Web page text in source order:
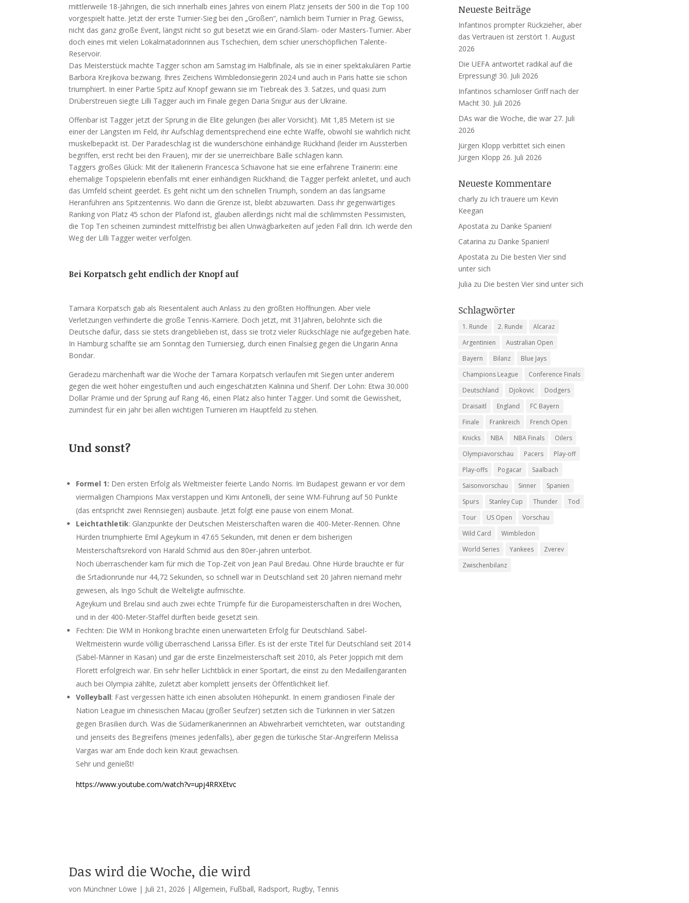
mittlerweile 18-Jährigen, die sich innerhalb eines Jahres von einem Platz jenseits der 500 in die Top 100
vorgespielt hatte. Jetzt der erste Turnier-Sieg bei den „Großen“, nämlich beim Turnier in Prag. Gewiss,
nicht das ganz große Event, längst nicht so gut besetzt wie ein Grand-Slam- oder Masters-Turnier. Aber
doch eines mit vielen Lokalmatadorinnen aus Tschechien, dem schier unerschöpflichen Talente-
Reservoir.
Das Meisterstück machte Tagger schon am Samstag im Halbfinale, als sie in einer spektakulären Partie
Barbora Krejikova bezwang. Ihres Zeichens Wimbledonsiegerin 2024 und auch in Paris hatte sie schon
triumphiert. In einer Partie Spitz auf Knopf gewann sie im Tiebreak des 3. Satzes, und quasi zum
Drüberstreuen siegte Lilli Tagger auch im Finale gegen Daria Snigur aus der Ukraine.
Offenbar ist Tagger jetzt der Sprung in die Elite gelungen (bei aller Vorsicht). Mit 1,85 Metern ist sie
einer der Längsten im Feld, ihr Aufschlag dementsprechend eine echte Waffe, obwohl sie wahrlich nicht
muskelbepackt ist. Der Paradeschlag ist die wunderschöne einhändige Rückhand (leider im Aussterben
begriffen, erst recht bei den Frauen), mir der sie unerreichbare Bälle schlagen kann.
Taggers großes Glück: Mit der Italienerin Francesca Schiavone hat sie eine erfahrene Trainerin: eine
ehemalige Topspielerin ebenfalls mit einer einhändigen Rückhand; die Tagger perfekt anleitet, und auch
das Umfeld scheint geerdet. Es geht nicht um den schnellen Triumph, sondern an das langsame
Heranführen ans Spitzentennis. Wo dann die Grenze ist, bleibt abzuwarten. Dass ihr gegenwärtiges
Ranking von Platz 45 schon der Plafond ist, glauben allerdings nicht mal die schlimmsten Pessimisten,
die Top Ten scheinen zumindest mittelfristig bei allen Unwägbarkeiten auf jeden Fall drin. Ich werde den
Weg der Lilli Tagger weiter verfolgen.
Bei Korpatsch geht endlich der Knopf auf
Tamara Korpatsch gab als Riesentalent auch Anlass zu den größten Hoffnungen. Aber viele
Verletzungen verhinderte die große Tennis-Karriere. Doch jetzt, mit 31Jahren, belohnte sich die
Deutsche dafür, dass sie stets drangeblieben ist, dass sie trotz vieler Rückschläge nie aufgegeben hate.
In Hamburg schaffte sie am Sonntag den Turniersieg, durch einen Finalsieg gegen die Ungarin Anna
Bondar.
Geradezu märchenhaft war die Woche der Tamara Korpatsch verlaufen mit Siegen unter anderem
gegen die weit höher eingestuften und auch eingeschätzten Kalinina und Sherif. Der Lohn: Etwa 30.000
Dollar Prämie und der Sprung auf Rang 46, einen Platz also hinter Tagger. Und somit die Gewissheit,
zumindest für ein jahr bei allen wichtigen Turnieren im Hauptfeld zu stehen.
Und sonst?
Formel 1: Den ersten Erfolg als Weltmeister feierte Lando Norris. Im Budapest gewann er vor dem
viermaligen Champions Max verstappen und Kimi Antonelli, der seine WM-Führung auf 50 Punkte
(das entspricht zwei Rennsiegen) ausbaute. Jetzt folgt eine pause von einem Monat.
Leichtathletik: Glanzpunkte der Deutschen Meisterschaften waren die 400-Meter-Rennen. Ohne
Hürden triumphierte Emil Ageykum in 47.65 Sekunden, mit denen er dem bisherigen
Meisterschaftsrekord von Harald Schmid aus den 80er-jahren unterbot.
Noch überraschender kam für mich die Top-Zeit von Jean Paul Bredau. Ohne Hürde brauchte er für
die Srtadionrunde nur 44,72 Sekunden, so schnell war in Deutschland seit 20 Jahren niemand mehr
gewesen, als Ingo Schult die Welteligte aufmischte.
Ageykum und Brelau sind auch zwei echte Trümpfe für die Europameisterschaften in drei Wochen,
und in der 400-Meter-Staffel dürften beide gesetzt sein.
Fechten: Die WM in Honkong brachte einen unerwarteten Erfolg für Deutschland. Säbel-
Weltmeisterin wurde völlig überraschend Larissa Eifler. Es ist der erste Titel für Deutschland seit 2014
(Säbel-Männer in Kasan) und gar die erste Einzelmeisterschaft seit 2010, als Peter Joppich mit dem
Florett erfolgreich war. Ein sehr heller Lichtblick in einer Sportart, die einst zu den Medaillengaranten
auch bei Olympia zählte, zuletzt aber komplett jenseits der Öffentlichkeit lief.
Volleyball: Fast vergessen hätte ich einen absoluten Höhepunkt. In einem grandiosen Finale der
Nation League im chinesischen Macau (großer Seufzer) setzten sich die Türkinnen in vier Sätzen
gegen Brasilien durch. Was die Südamerikanerinnen an Abwehrarbeit verrichteten, war outstanding
und jenseits des Begreifens (meines jedenfalls), aber gegen die türkische Star-Angreiferin Melissa
Vargas war am Ende doch kein Kraut gewachsen.
Sehr und genießt!
https://www.youtube.com/watch?v=upj4RRXEtvc
Das wird die Woche, die wird
von Münchner Löwe | Juli 21, 2026 |Allgemein, Fußball, Radsport, Rugby, Tennis
Neueste Beiträge
Infantinos prompter Rückzieher, aber
das Vertrauen ist zerstört 1. August
2026
Die UEFA antwortet radikal auf die
Erpressung! 30. Juli 2026
Infantinos schamloser Griff nach der
Macht 30. Juli 2026
DAs war die Woche, die war 27. Juli
2026
Jürgen Klopp verbittet sich einen
Jürgen Klopp 26. Juli 2026
Neueste Kommentare
charlyzu Ich trauere um Kevin
Keegan
Apostata zu Danke Spanien!
Catarina zu Danke Spanien!
Apostata zu Die besten Vier sind
unter sich
Julia zu Die besten Vier sind unter sich
Schlagwörter
1. Runde 2. Runde
Alcaraz
Argentinien
Australian Open
Bayern
Bilanz
Blue Jays
Champions League
Conference Finals
Deutschland
Djokovic
Dodgers
Draisaitl
England
FC Bayern
Finale
Frankreich
French Open
Knicks
NBA NBA Finals
Oilers
Olympiavorschau
Pacers
Play-off
Play-offs
Pogacar
Saalbach
Saisonvorschau
Sinner
Spanien
Spurs
Stanley Cup Thunder
Tod
Tour
US Open
Vorschau
Wild Card
Wimbledon
World Series
Yankees
Zverev
Zwischenbilanz